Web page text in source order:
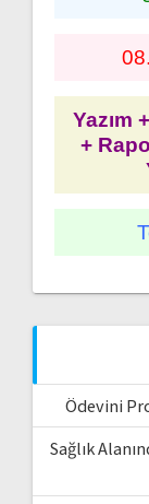
Yazım
+
Ödevini
Sağlık